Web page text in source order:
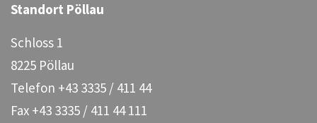
Standort Pöllau
Schloss 1
8225 Pöllau
Telefon +43 3335 / 411 44
Fax +43 3335 / 411 44 111